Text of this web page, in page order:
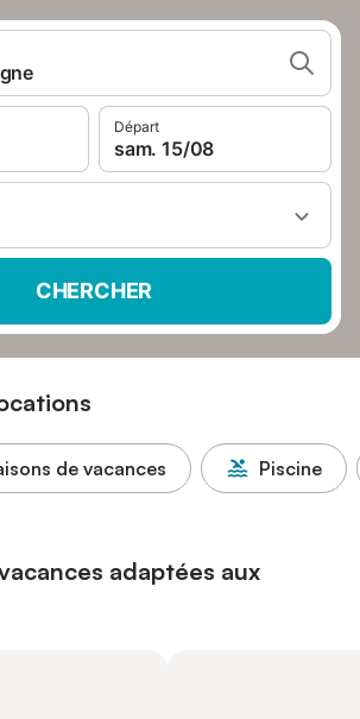
Départ
sam. 15/08
CHERCHER
de vacances Piscine
adaptées aux